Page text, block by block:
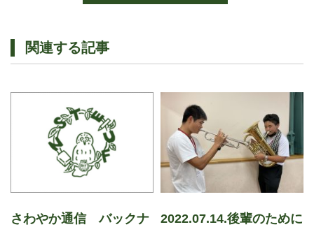
関連する記事
さわやか通信 バックナ
2022.07.14.後輩のために